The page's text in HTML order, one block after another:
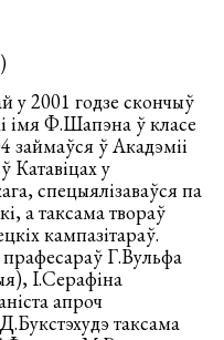
у 2001 годзе скончыў
імя Ф.Шапэна ў класе
займаўся ў Акадэміі
Катавіцах у
спецыялізаваўся па
а таксама твораў
кампазітараў.
прафесараў Г.Вульфа
І.Серафіна
апроч
таксама